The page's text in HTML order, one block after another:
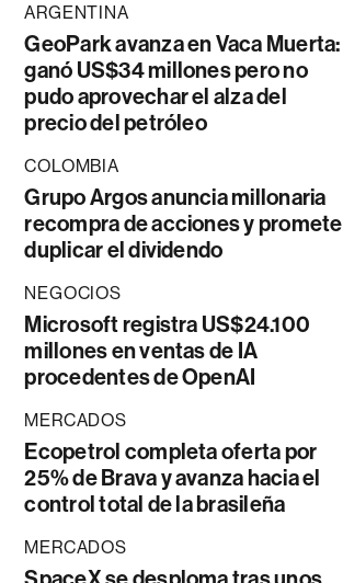
ARGENTINA
GeoPark avanza en Vaca Muerta:
ganó US$34 millones pero no
pudo aprovechar el alza del
precio del petróleo
COLOMBIA
Grupo Argos anuncia millonaria
recompra de acciones y promete
duplicar el dividendo
NEGOCIOS
Microsoft registra US$24.100
millones en ventas de IA
procedentes de OpenAI
MERCADOS
Ecopetrol completa oferta por
25% de Brava y avanza hacia el
control total de la brasileña
MERCADOS